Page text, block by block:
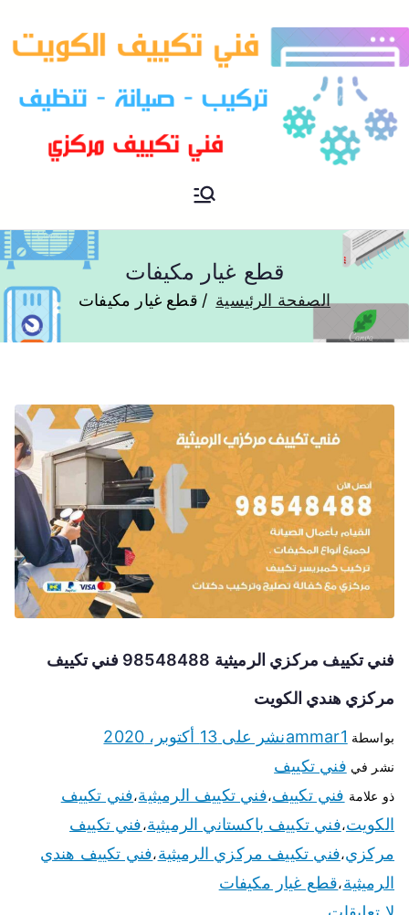
فني تكييف مركزي الكويت
قطع غيار مكيفات
الصفحة الرئيسية قطع غيار مكيفات
فني تكييف مركزي الرميثية 98548488 فني تكييف
مركزي هندي الكويت
بواسطة ammar1نشر على 13 أكتوبر، 2020
نشر في فني تكييف
ذو علامة فني تكييف،فني تكييف الرميثية،فني تكييف
الكويت،فني تكييف باكستاني الرميثية،فني تكييف
مركزي،فني تكييف مركزي الرميثية،فني تكييف هندي
الرميثية،قطع غيار مكيفات